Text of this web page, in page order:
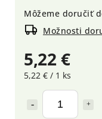
5,22 €
5,22 € / 1 ks
Môžeme doručiť
Možnosti